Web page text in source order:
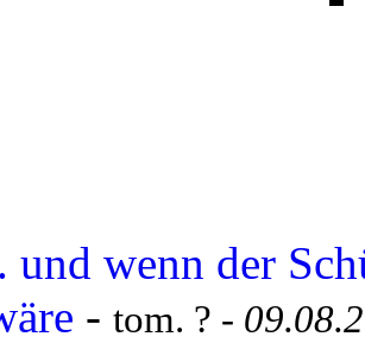
und wenn der
- tom. ? -